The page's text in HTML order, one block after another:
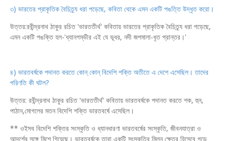
৩) ভারতের প্রাকৃতিক বৈচিত্র্য ধরা পড়েছে, কবিতা থেকে এমন একটি পঙত্তি উদ্ধৃত করো।
উত্তর:রবীন্দ্রনাথ ঠাকুর রচিত 'ভারততীর্থ' কবিতায় ভারতের প্রাকৃতিক বৈচিত্র্য ধরা পড়েছে,
এমন একটি পঙক্তি হল-'ধ্যানগম্ভীর এই যে ভূধর, নদী জপমালা-ধৃত প্রান্তর।'
৪) ভারতবর্ষকে পদানত করতে কোন্ কোন্ বিদেশি শক্তি অতীতে এ দেশে এসেছিল। তাদের
পরিণতিকী ঘটল?
উত্তর: রবীন্দ্রনাথ ঠাকুর রচিত 'ভারততীর্থ' কবিতায় ভারতবর্ষকে পদানত করতে শক, হুন,
পাঠান,মোগলের মতন বিদেশি শক্তি ভারতবর্ষে এসেছিল।
** ওইসব বিদেশি শক্তির সংস্কৃতি ও ধ্যানধারণা ভারতবর্ষের সংস্কৃতি, জীবনযাত্রা ও
আদর্শের সঙ্গে মিশে গিয়েছে। ভারতবর্ষকে তারা একটি সংস্কৃতির মিলন ক্ষেত্র হিসেবে গড়ে